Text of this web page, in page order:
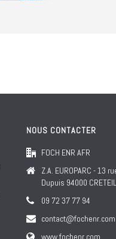
NOUS CONTACTER
FOCH ENR AFR
Z.A. EUROPARC - 13
Dupuis 94000 CRETEIL
09 72 37 77 94
contact@fochenr.com
www.fochenr.com